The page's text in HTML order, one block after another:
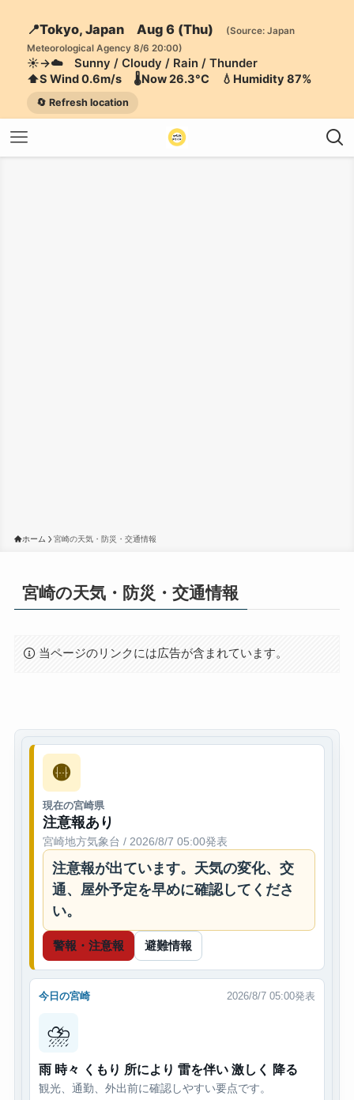
📍Tokyo, Japan Aug 6 (Thu)
(Source: Japan
Meteorological Agency 8/6 20:00)
☀️→☁️ Sunny / Cloudy / Rain / Thunder
⬆️S Wind 0.6m/s 🌡️Now 26.3°C 💧Humidity 87%
🔄 Refresh location
ホーム 宮崎の天気・防災・交通情報
宮崎の天気・防災・交通情報
当ページのリンクには広告が含まれています。
🟡
現在の宮崎県
注意報あり
宮崎地方気象台 / 2026/8/7 05:00発表
注意報が出ています。天気の変化、交
通、屋外予定を早めに確認してくださ
い。
警報・注意報 避難情報
今日の宮崎 2026/8/7 05:00発表
⛈
雨 時々 くもり 所により 雷を伴い 激しく 降る
観光、通勤、外出前に確認しやすい要点です。